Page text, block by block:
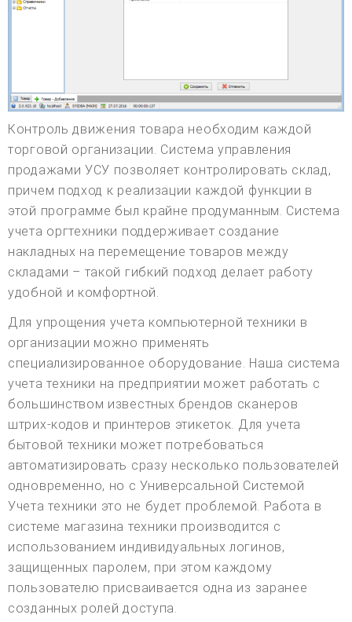
Контроль движения товара необходим каждой
торговой организации. Система управления
продажами УСУ позволяет контролировать склад,
причем подход к реализации каждой функции в
этой программе был крайне продуманным. Система
учета оргтехники поддерживает создание
накладных на перемещение товаров между
складами – такой гибкий подход делает работу
удобной и комфортной.
Для упрощения учета компьютерной техники в
организации можно применять
специализированное оборудование. Наша система
учета техники на предприятии может работать с
большинством известных брендов сканеров
штрих-кодов и принтеров этикеток. Для учета
бытовой техники может потребоваться
автоматизировать сразу несколько пользователей
одновременно, но с Универсальной Системой
Учета техники это не будет проблемой. Работа в
системе магазина техники производится с
использованием индивидуальных логинов,
защищенных паролем, при этом каждому
пользователю присваивается одна из заранее
созданных ролей доступа.